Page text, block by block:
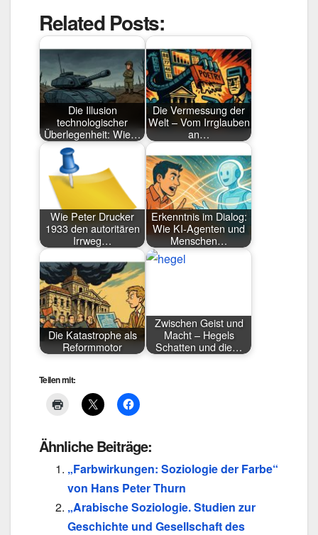
Related Posts:
Die Illusion
technologischer
Überlegenheit: Wie…
Die Vermessung der
Welt – Vom Irrglauben
an…
Wie Peter Drucker
1933 den autoritären
Irrweg…
Erkenntnis im Dialog:
Wie KI-Agenten und
Menschen…
Die Katastrophe als
Reformmotor
Zwischen Geist und
Macht – Hegels
Schatten und die…
Teilen mit:
Ähnliche Beiträge:
„Farbwirkungen: Soziologie der Farbe“
von Hans Peter Thurn
„Arabische Soziologie. Studien zur
Geschichte und Gesellschaft des